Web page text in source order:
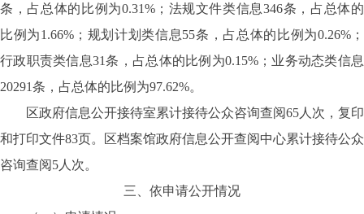
条，占总体的比例为0.31%；法规文件类信息346条，占总体的
比例为1.66%；规划计划类信息55条，占总体的比例为0.26%；
行政职责类信息31条，占总体的比例为0.15%；业务动态类信息
20291条，占总体的比例为97.62%。
区政府信息公开接待室累计接待公众咨询查阅65人次，复印
和打印文件83页。区档案馆政府信息公开查阅中心累计接待公众
咨询查阅5人次。
三、依申请公开情况